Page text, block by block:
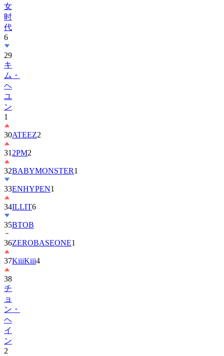
女
时
代
6
29
キ
ム・
ヘ
ユ
ン
1
30ATEEZ2
31 2PM2
32BABYMONSTER1
33ENHYPEN1
34ILLIT6
35BTOB
36ZEROBASEONE1
37KiiiKiii4
38
チ
ョ
ン・
ヘ
イ
ン
2